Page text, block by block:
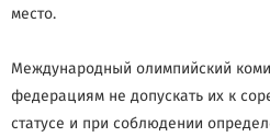
место.
Международный олимпийский
федерациям не допускать их к
статусе и при соблюдении